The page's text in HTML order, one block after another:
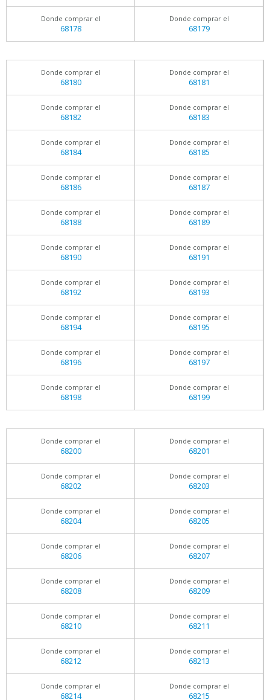
Donde comprar el
68178
Donde comprar el
68179
Donde comprar el
68180
Donde comprar el
68181
Donde comprar el
68182
Donde comprar el
68183
Donde comprar el
68184
Donde comprar el
68185
Donde comprar el
68186
Donde comprar el
68187
Donde comprar el
68188
Donde comprar el
68189
Donde comprar el
68190
Donde comprar el
68191
Donde comprar el
68192
Donde comprar el
68193
Donde comprar el
68194
Donde comprar el
68195
Donde comprar el
68196
Donde comprar el
68197
Donde comprar el
68198
Donde comprar el
68199
Donde comprar el
68200
Donde comprar el
68201
Donde comprar el
68202
Donde comprar el
68203
Donde comprar el
68204
Donde comprar el
68205
Donde comprar el
68206
Donde comprar el
68207
Donde comprar el
68208
Donde comprar el
68209
Donde comprar el
68210
Donde comprar el
68211
Donde comprar el
68212
Donde comprar el
68213
Donde comprar el
68214
Donde comprar el
68215